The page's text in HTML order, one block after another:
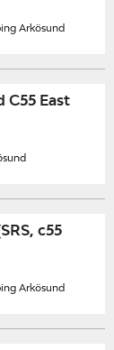
Arkösund
C55 East
c55
Arkösund